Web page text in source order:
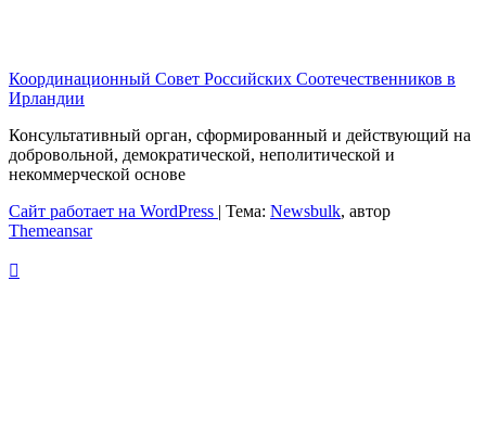
Координационный Совет Российских Соотечественников в
Ирландии
Консультативный орган, сформированный и действующий на
добровольной, демократической, неполитической и
некоммерческой основе
Сайт работает на WordPress | Тема: Newsbulk, автор
Themeansar